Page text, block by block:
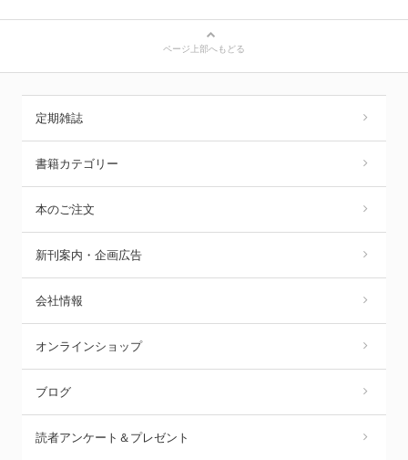
ページ上部へもどる
定期雑誌
書籍カテゴリー
本のご注文
新刊案内・企画広告
会社情報
オンラインショップ
ブログ
読者アンケート＆プレゼント